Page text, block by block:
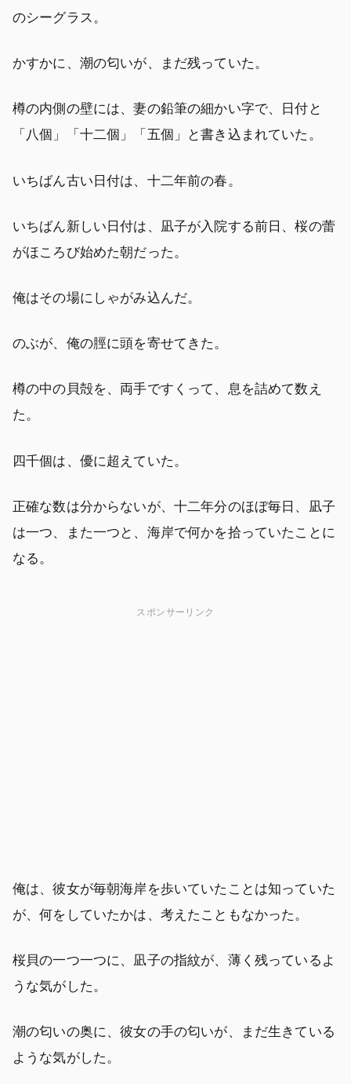
のシーグラス。
かすかに、潮の匂いが、まだ残っていた。
樽の内側の壁には、妻の鉛筆の細かい字で、日付と
「八個」「十二個」「五個」と書き込まれていた。
いちばん古い日付は、十二年前の春。
いちばん新しい日付は、凪子が入院する前日、桜の蕾
がほころび始めた朝だった。
俺はその場にしゃがみ込んだ。
のぶが、俺の脛に頭を寄せてきた。
樽の中の貝殻を、両手ですくって、息を詰めて数え
た。
四千個は、優に超えていた。
正確な数は分からないが、十二年分のほぼ毎日、凪子
は一つ、また一つと、海岸で何かを拾っていたことに
なる。
スポンサーリンク
俺は、彼女が毎朝海岸を歩いていたことは知っていた
が、何をしていたかは、考えたこともなかった。
桜貝の一つ一つに、凪子の指紋が、薄く残っているよ
うな気がした。
潮の匂いの奥に、彼女の手の匂いが、まだ生きている
ような気がした。